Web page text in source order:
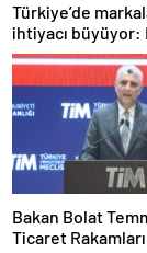
Türkiye’de
ihtiyacı büyüyor:
reklam
TL’yi aştı
Bakan Bolat
Ticaret